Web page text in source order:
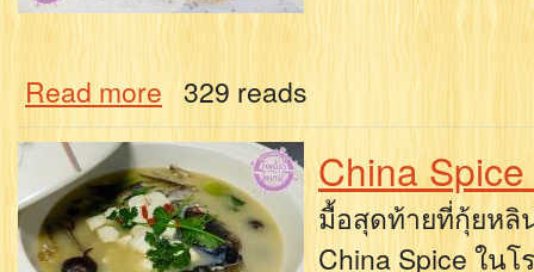
Read more 329 reads
China
มื้อสุดท้ายที่กุ้ยหลิ
China Spice ในโ